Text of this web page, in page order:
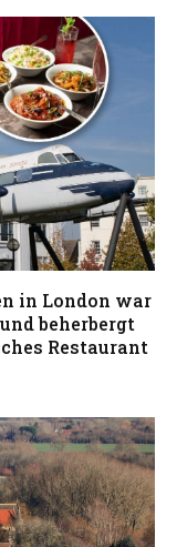
in London war
beherbergt
Restaurant